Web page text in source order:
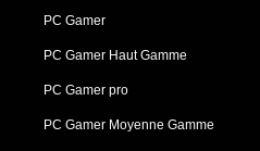
PC Gamer
PC Gamer Haut Gamme
PC Gamer pro
PC Gamer Moyenne Gamme